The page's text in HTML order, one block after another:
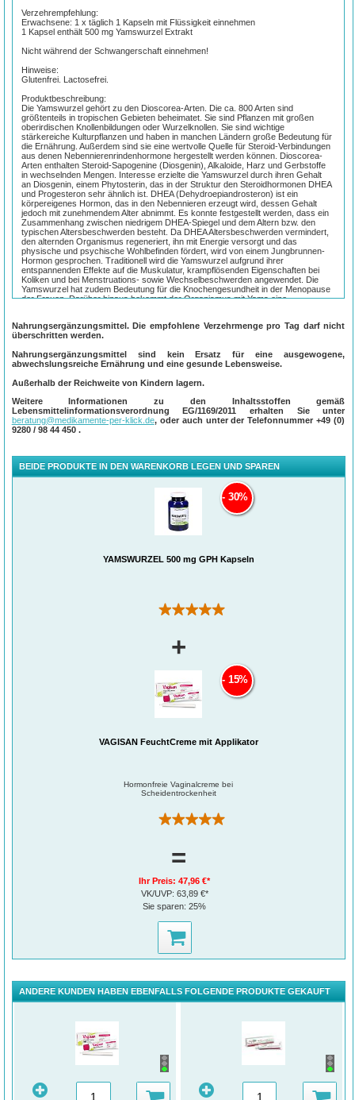
Verzehrempfehlung:
Erwachsene: 1 x täglich 1 Kapseln mit Flüssigkeit einnehmen
1 Kapsel enthält 500 mg Yamswurzel Extrakt
Nicht während der Schwangerschaft einnehmen!
Hinweise:
Glutenfrei. Lactosefrei.
Produktbeschreibung:
Die Yamswurzel gehört zu den Dioscorea-Arten. Die ca. 800 Arten sind
größtenteils in tropischen Gebieten beheimatet. Sie sind Pflanzen mit großen
oberirdischen Knollenbildungen oder Wurzelknollen. Sie sind wichtige
stärkereiche Kulturpflanzen und haben in manchen Ländern große Bedeutung für
die Ernährung. Außerdem sind sie eine wertvolle Quelle für Steroid-Verbindungen
aus denen Nebennierenrindenhormone hergestellt werden können. Dioscorea-
Arten enthalten Steroid-Sapogenine (Diosgenin), Alkaloide, Harz und Gerbstoffe
in wechselnden Mengen. Interesse erzielte die Yamswurzel durch ihren Gehalt
an Diosgenin, einem Phytosterin, das in der Struktur den Steroidhormonen DHEA
und Progesteron sehr ähnlich ist. DHEA (Dehydroepiandrosteron) ist ein
körpereigenes Hormon, das in den Nebennieren erzeugt wird, dessen Gehalt
jedoch mit zunehmendem Alter abnimmt. Es konnte festgestellt werden, dass ein
Zusammenhang zwischen niedrigem DHEA-Spiegel und dem Altern bzw. den
typischen Altersbeschwerden besteht. Da DHEA Altersbeschwerden vermindert,
den alternden Organismus regeneriert, ihn mit Energie versorgt und das
physische und psychische Wohlbefinden fördert, wird von einem Jungbrunnen-
Hormon gesprochen. Traditionell wird die Yamswurzel aufgrund ihrer
entspannenden Effekte auf die Muskulatur, krampflösenden Eigenschaften bei
Koliken und bei Menstruations- sowie Wechselbeschwerden angewendet. Die
Yamswurzel hat zudem Bedeutung für die Knochengesundheit in der Menopause
der Frauen. Darüber hinaus bekommt der Organismus mit Yams eine
Rohstoffbeschreibung:
Yamswurzelkapseln sind ein hochwertiges Vitalpräparat mit ausschließlich 100 %
Bei der Herstellung werden keinerlei synthetische Substanzen und Hilfsstoffe
Hartgelatinekapseln verwendete Gelatine ist BSE/TSE-geprüfte Pharmagelatine.
Inhaltsstoffe:
Yamswurzel Extrakt (78 %); Kapselhülle: Gelatine; Farbstoffe in der Kapselhülle:
Titandioxid, Indigokarmin, Chinolingelb (Kann Aktivität und Aufmerksamkeit bei
Kindern beeinträchtigen!); Bindemittel: Maisstärke;
Nahrungsergänzungsmittel. Die empfohlene Verzehrmenge pro Tag darf nicht
überschritten werden.
Nahrungsergänzungsmittel sind kein Ersatz für eine ausgewogene,
abwechslungsreiche Ernährung und eine gesunde Lebensweise.
Außerhalb der Reichweite von Kindern lagern.
Weitere Informationen zu den Inhaltsstoffen gemäß
Lebensmittelinformationsverordnung EG/1169/2011 erhalten Sie unter
beratung@medikamente-per-klick.de, oder auch unter der Telefonnummer+49 (0)
9280 / 98 44 450 .
BEIDE PRODUKTE IN DEN WARENKORB LEGEN UND SPAREN
YAMSWURZEL 500 mg GPH Kapseln
(3)
30%
+
VAGISAN FeuchtCreme mit Applikator
Hormonfreie Vaginalcreme bei
Scheidentrockenheit
(7)
15%
=
Ihr Preis:47,96 €*
VK/UVP: 63,89 €*
Sie sparen:25%
ANDERE KUNDEN HABEN EBENFALLS FOLGENDE PRODUKTE GEKAUFT